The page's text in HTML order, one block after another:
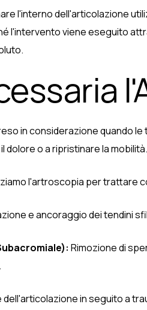
l'interno dell'articolazione
l'intervento viene eseguito
in considerazione quando
o a ripristinare la mobilità.
l'artroscopia per trattare
e ancoraggio dei tendini
Rimozione di
in seguito a